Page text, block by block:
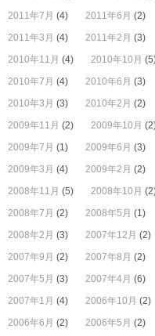
2011年7月 (4) 2011年6月 (2)
2011年3月 (4) 2011年2月 (3)
2010年11月 (4) 2010年10月
2010年7月 (4) 2010年6月 (3)
2010年3月 (3) 2010年2月 (2)
2009年11月 (2) 2009年10月
2009年7月 (1) 2009年6月 (3)
2009年3月 (4) 2009年2月 (2)
2008年11月 (5) 2008年10月
2008年7月 (2) 2008年5月 (1)
2008年2月 (3) 2007年12月 (2)
2007年9月 (2) 2007年8月 (2)
2007年5月 (3) 2007年4月 (6)
2007年1月 (4) 2006年10月 (2)
2006年6月 (2) 2006年5月 (2)